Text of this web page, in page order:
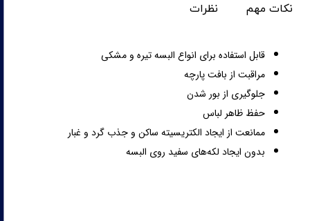
نکات مهم
نظرات
قابل استفاده برای انواع البسه تیره و مشکی
مراقبت از بافت پارچه
جلوگیری از بور شدن
حفظ ظاهر لباس
ممانعت از ایجاد الکتریسیته ساکن و جذب گرد و غبار
بدون ایجاد لکه‌های سفید روی البسه